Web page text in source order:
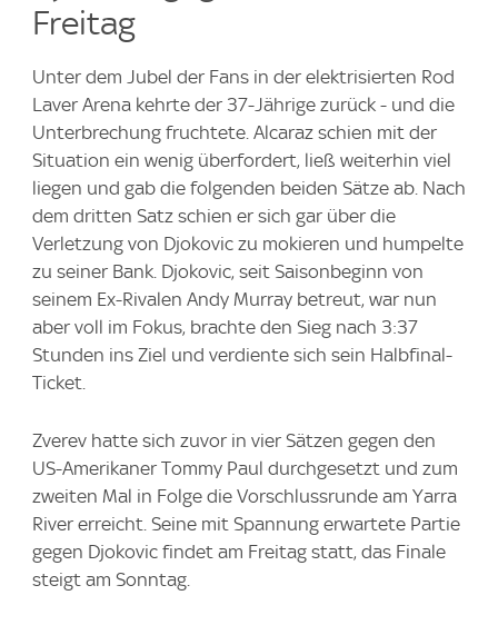
Freitag
Unter dem Jubel der Fans in der elektrisierten Rod
Laver Arena kehrte der 37-Jährige zurück - und die
Unterbrechung fruchtete. Alcaraz schien mit der
Situation ein wenig überfordert, ließ weiterhin viel
liegen und gab die folgenden beiden Sätze ab. Nach
dem dritten Satz schien er sich gar über die
Verletzung von Djokovic zu mokieren und humpelte
zu seiner Bank. Djokovic, seit Saisonbeginn von
seinem Ex-Rivalen Andy Murray betreut, war nun
aber voll im Fokus, brachte den Sieg nach 3:37
Stunden ins Ziel und verdiente sich sein Halbfinal-
Ticket.
Zverev hatte sich zuvor in vier Sätzen gegen den
US-Amerikaner Tommy Paul durchgesetzt und zum
zweiten Mal in Folge die Vorschlussrunde am Yarra
River erreicht. Seine mit Spannung erwartete Partie
gegen Djokovic findet am Freitag statt, das Finale
steigt am Sonntag.